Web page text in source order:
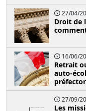
27/04/
Droit de
16/06/
Retrait
auto-
27/09/
Les